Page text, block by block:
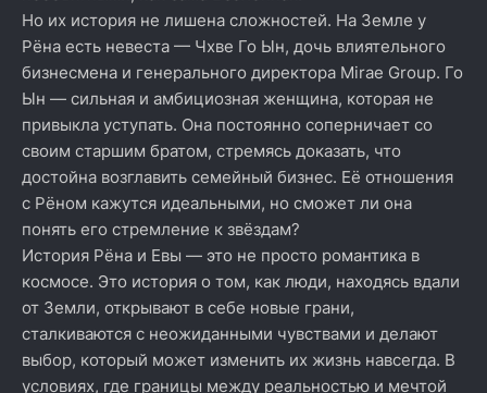
Но их история не лишена сложностей. На Земле у
Рёна есть невеста — Чхве Го Ын, дочь влиятельного
бизнесмена и генерального директора Mirae Group. Го
Ын — сильная и амбициозная женщина, которая не
привыкла уступать. Она постоянно соперничает со
своим старшим братом, стремясь доказать, что
достойна возглавить семейный бизнес. Её отношения
с Рёном кажутся идеальными, но сможет ли она
понять его стремление к звёздам?
История Рёна и Евы — это не просто романтика в
космосе. Это история о том, как люди, находясь вдали
от Земли, открывают в себе новые грани,
сталкиваются с неожиданными чувствами и делают
выбор, который может изменить их жизнь навсегда. В
условиях, где границы между реальностью и мечтой